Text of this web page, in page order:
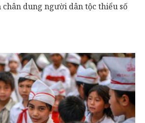
chân dung người dân tộc thiểu số